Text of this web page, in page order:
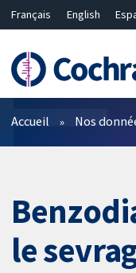
Français English
Bahasa Malaysia
ไทย
简体中文
Filtres
Accueil Nos
le